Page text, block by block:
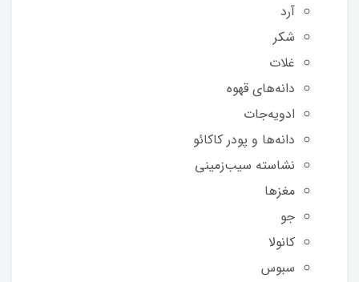
آرد
شکر
غلات
دانه‌های قهوه
ادویه‌جات
دانه‌ها و پودر کاکائو
نشاسته سیب‌زمینی
مغزها
جو
کانولا
سبوس